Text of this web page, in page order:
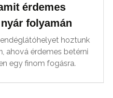
érdemes
folyamán
hoztunk
ahová érdemes betérni
egy finom fogásra.